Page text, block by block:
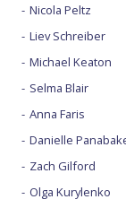
Nicola Peltz
Liev Schreiber
Michael Keaton
Selma Blair
Anna Faris
Danielle
Zach Gilford
Olga Kurylenko